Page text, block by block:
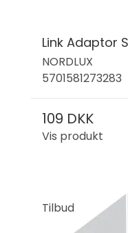
Link Adaptor
NORDLUX
5701581273283
109 DKK
Vis produkt
Tilbud